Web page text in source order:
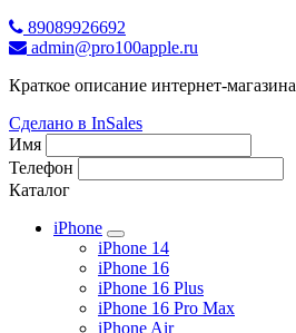
89089926692
admin@pro100apple.ru
Краткое описание интернет-магазина
Сделано в InSales
Имя
Телефон
Каталог
iPhone
iPhone 14
iPhone 16
iPhone 16 Plus
iPhone 16 Pro Max
iPhone Air